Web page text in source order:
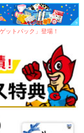
ットパック」登場！